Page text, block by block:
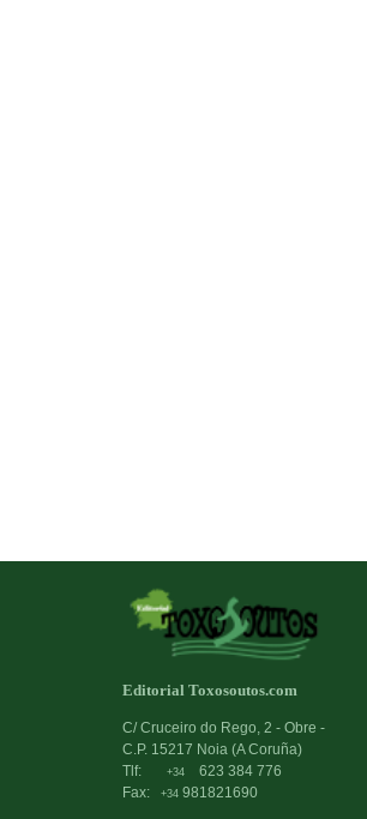
Editorial Toxosoutos.com
C/ Cruceiro do Rego, 2 - Obre -
C.P. 15217 Noia (A Coruña)
Tlf:
+34
623 384 776
Fax:
+34 981821690